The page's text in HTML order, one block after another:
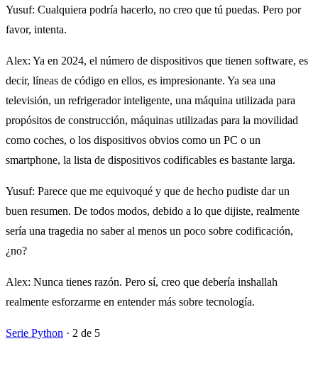
Yusuf: Cualquiera podría hacerlo, no creo que tú puedas. Pero por
favor, intenta.
Alex: Ya en 2024, el número de dispositivos que tienen software, es
decir, líneas de código en ellos, es impresionante. Ya sea una
televisión, un refrigerador inteligente, una máquina utilizada para
propósitos de construcción, máquinas utilizadas para la movilidad
como coches, o los dispositivos obvios como un PC o un
smartphone, la lista de dispositivos codificables es bastante larga.
Yusuf: Parece que me equivoqué y que de hecho pudiste dar un
buen resumen. De todos modos, debido a lo que dijiste, realmente
sería una tragedia no saber al menos un poco sobre codificación,
¿no?
Alex: Nunca tienes razón. Pero sí, creo que debería inshallah
realmente esforzarme en entender más sobre tecnología.
Serie Python · 2 de 5